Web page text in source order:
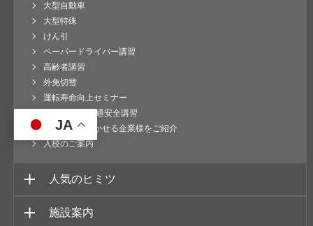
大型自動車
大型特殊
けん引
ペーパードライバー講習
高齢者講習
外免切替
運転寿命向上セミナー
企業様向け 交通安全講習
運転免許を活かせる企業様をご紹介
入校のご案内
人気のヒミツ
施設案内
JA